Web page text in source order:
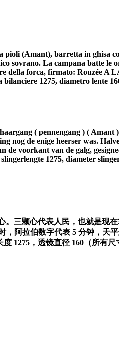
pioli (Amant), barretta in ghisa
sovrano. La campana batte le
della forca, firmato: Rouzée A
1275, diametro lente
( pennengang ) (
nog de enige heerser was.
de voorkant van de galg,
1275, diameter
。三颗心代表人民，也就是现
，阿拉伯数字代表 5 分钟，天
度 1275 ，透镜直径 160 （所有